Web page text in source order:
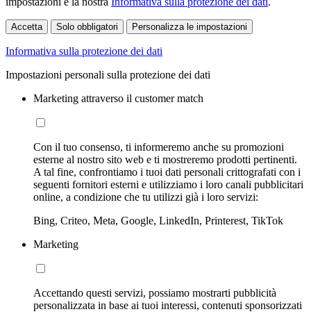
Accetta Solo obbligatori Personalizza le impostazioni
Informativa sulla protezione dei dati
Impostazioni personali sulla protezione dei dati
Marketing attraverso il customer match
Con il tuo consenso, ti informeremo anche su promozioni
esterne al nostro sito web e ti mostreremo prodotti pertinenti.
A tal fine, confrontiamo i tuoi dati personali crittografati con i
seguenti fornitori esterni e utilizziamo i loro canali pubblicitari
online, a condizione che tu utilizzi già i loro servizi:
Bing, Criteo, Meta, Google, LinkedIn, Printerest, TikTok
Marketing
Accettando questi servizi, possiamo mostrarti pubblicità
personalizzata in base ai tuoi interessi, contenuti sponsorizzati